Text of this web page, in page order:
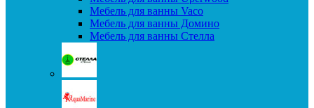
Мебель для ванны Vaco
Мебель для ванны Домино
Мебель для ванны Стелла